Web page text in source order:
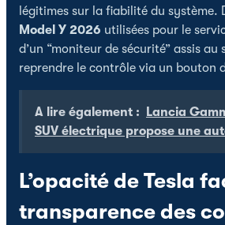
légitimes sur la fiabilité du système.
Model Y 2026 utilisées pour le
d’un “moniteur de sécurité” assis
reprendre le contrôle via un bouton
A lire également :
Lancia
SUV électrique propose une
L’opacité de Tesla
transparence des